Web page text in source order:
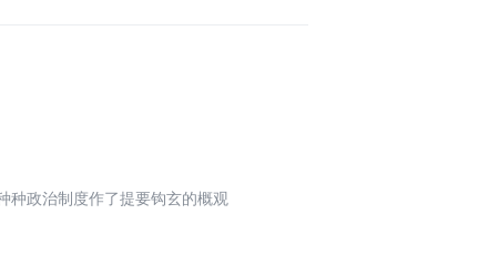
种政治制度作了提要钩玄的概观